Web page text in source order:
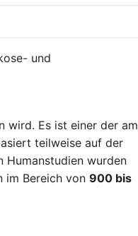
und
wird. Es ist einer der am
teilweise auf der
Humanstudien wurden
im Bereich von 900 bis